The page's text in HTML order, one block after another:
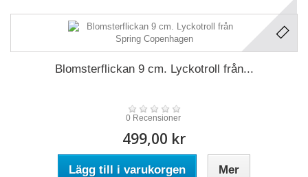
Blomsterflickan 9 cm. Lyckotroll från...
0 Recensioner
499,00 kr
Lägg till i varukorgen Mer